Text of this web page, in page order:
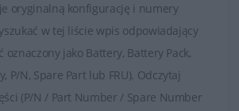
oryginalną konfigurację i numery
w tej liście wpis odpowiadający
oznaczony jako Battery, Battery Pack,
P/N, Spare Part lub FRU). Odczytaj
(P/N / Part Number / Spare Number